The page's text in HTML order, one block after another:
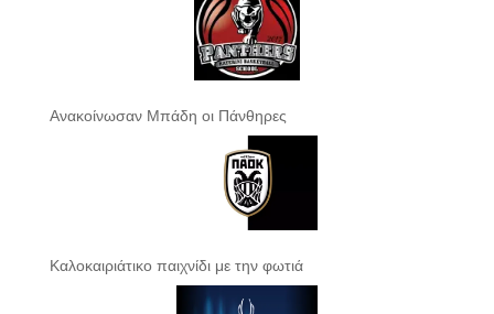
Ανακοίνωσαν Μπάδη οι Πάνθηρες
Καλοκαιριάτικο παιχνίδι με την φωτιά